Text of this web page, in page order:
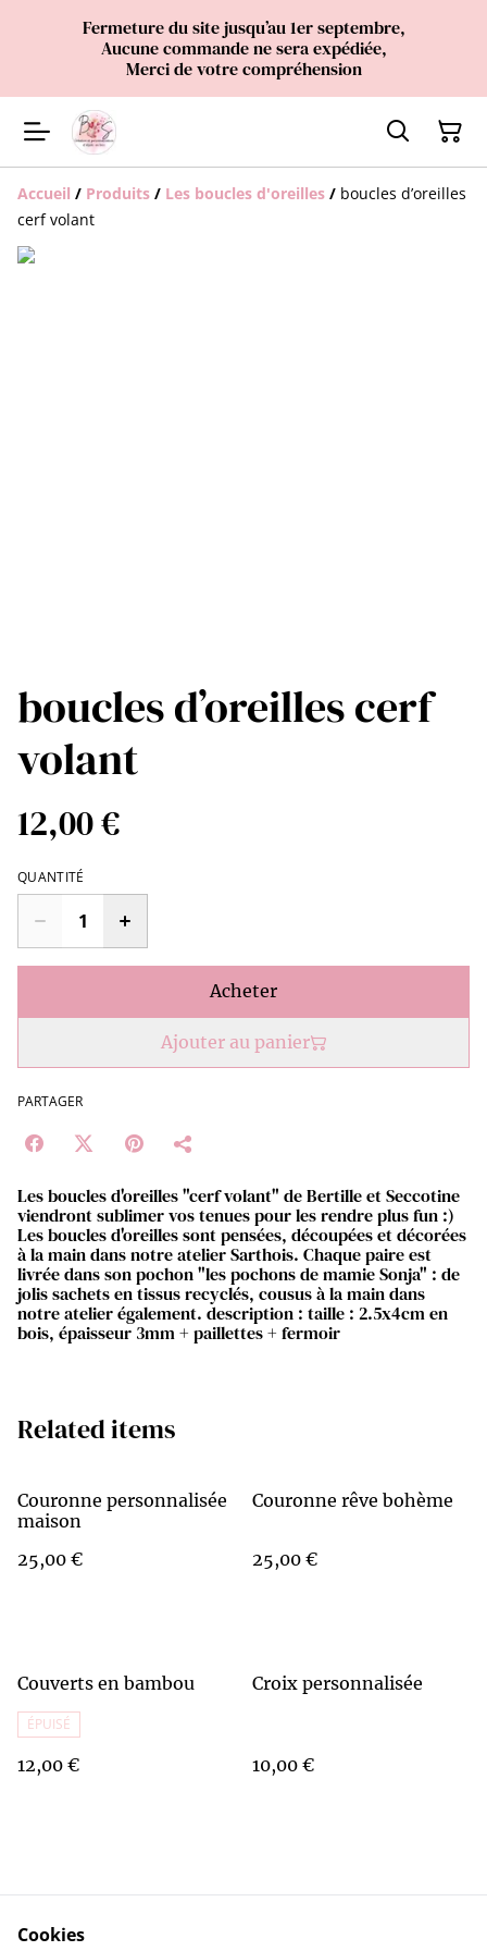
Fermeture du site jusqu’au 1er septembre,
Aucune commande ne sera expédiée,
Merci de votre compréhension
Accueil / Produits / Les boucles d'oreilles / boucles d’oreilles
cerf volant
boucles d’oreilles cerf
volant
12,00 €
QUANTITÉ
Acheter
Ajouter au panier
PARTAGER
Les boucles d'oreilles "cerf volant" de Bertille et Seccotine
viendront sublimer vos tenues pour les rendre plus fun :)
Les boucles d'oreilles sont pensées, découpées et décorées
à la main dans notre atelier Sarthois. Chaque paire est
livrée dans son pochon "les pochons de mamie Sonja" : de
jolis sachets en tissus recyclés, cousus à la main dans
notre atelier également. description : taille : 2.5x4cm en
bois, épaisseur 3mm + paillettes + fermoir
Related items
Couronne personnalisée
maison
25,00 €
Couronne rêve bohème
25,00 €
Couverts en bambou
ÉPUISÉ
12,00 €
Croix personnalisée
10,00 €
Cookies